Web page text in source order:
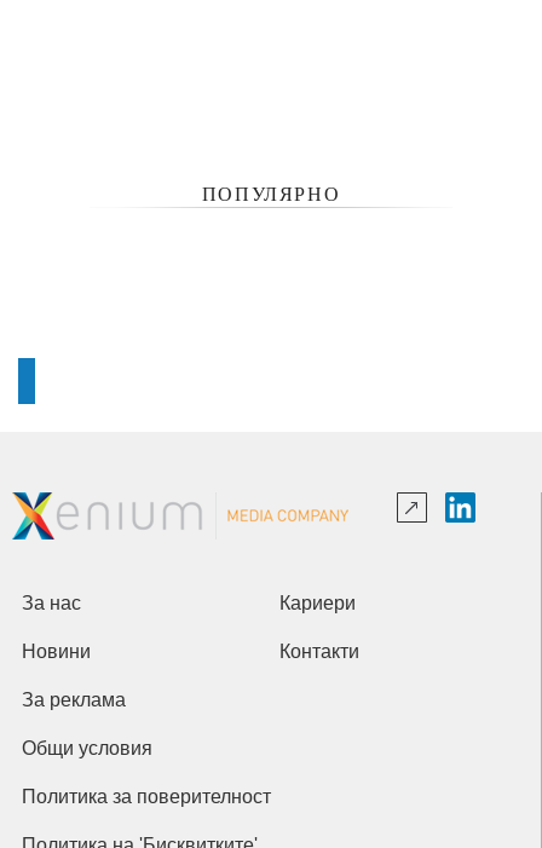
ПОПУЛЯРНО
За нас Кариери
Новини Контакти
За реклама
Общи условия
Политика за поверителност